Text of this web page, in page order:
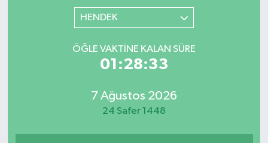
HENDEK
ÖĞLE VAKTINE KALAN SÜRE
01:28:33
7 Ağustos 2026
24 Safer 1448
İstanbul Trafik Yoğunluk Haritası
Süper Lig Puan Durumu ve Fikstür